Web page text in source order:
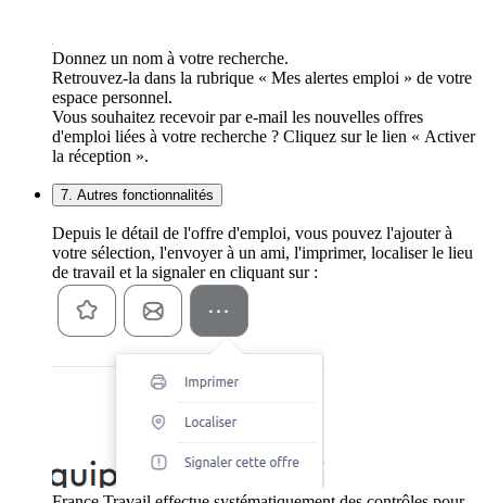
Donnez un nom à votre recherche.
Retrouvez-la dans la rubrique « Mes alertes emploi » de votre
espace personnel.
Vous souhaitez recevoir par e-mail les nouvelles offres
d'emploi liées à votre recherche ? Cliquez sur le lien « Activer
la réception ».
7. Autres fonctionnalités
Depuis le détail de l'offre d'emploi, vous pouvez l'ajouter à
votre sélection, l'envoyer à un ami, l'imprimer, localiser le lieu
de travail et la signaler en cliquant sur :